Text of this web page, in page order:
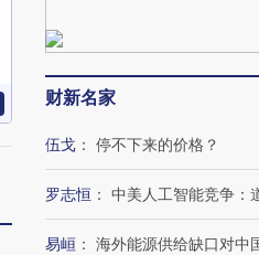
财新名家
伍戈 ： 停不下来的价格？
罗志恒 ： 中美人工智能竞争：
易峘 ： 海外能源供给缺口对中